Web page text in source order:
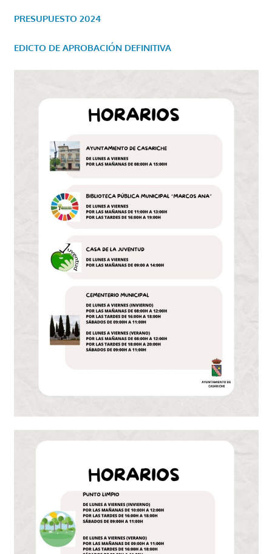
PRESUPUESTO 2024
EDICTO DE APROBACIÓN DEFINITIVA